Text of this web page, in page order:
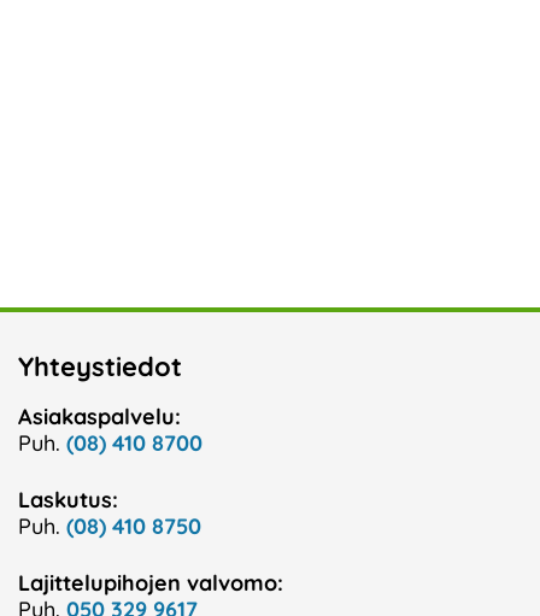
Yhteystiedot
Asiakaspalvelu:
Puh. (08) 410 8700
Laskutus:
Puh. (08) 410 8750
Lajittelupihojen valvomo:
Puh. 050 329 9617